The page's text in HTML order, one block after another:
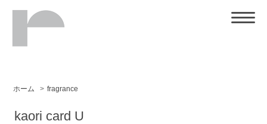
ホーム > fragrance
kaori card U